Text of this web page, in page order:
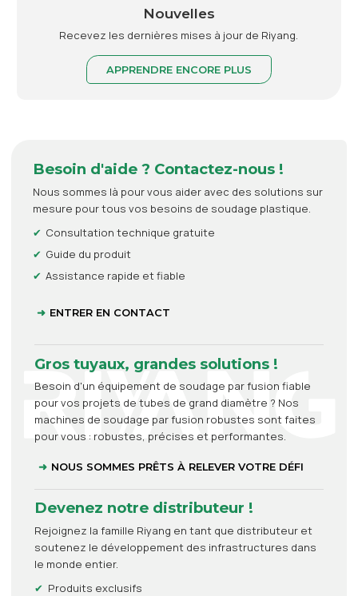
Nouvelles
Recevez les dernières mises à jour de Riyang.
APPRENDRE ENCORE PLUS
Besoin d'aide ? Contactez-nous !
Nous sommes là pour vous aider avec des solutions sur
mesure pour tous vos besoins de soudage plastique.
Consultation technique gratuite
Guide du produit
Assistance rapide et fiable
ENTRER EN CONTACT
Gros tuyaux, grandes solutions !
Besoin d'un équipement de soudage par fusion fiable
pour vos projets de tubes de grand diamètre ? Nos
machines de soudage par fusion robustes sont faites
pour vous : robustes, précises et performantes.
NOUS SOMMES PRÊTS À RELEVER VOTRE DÉFI
Devenez notre distributeur !
Rejoignez la famille Riyang en tant que distributeur et
soutenez le développement des infrastructures dans
le monde entier.
Produits exclusifs